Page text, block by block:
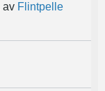
av Flintpelle